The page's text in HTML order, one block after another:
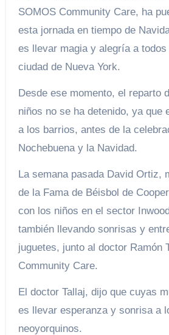
SOMOS Community Care, ha
esta jornada en tiempo de
es llevar magia y alegría a
ciudad de Nueva York.
Desde ese momento, el reparto
niños no se ha detenido, ya que
a los barrios, antes de la
Nochebuena y la Navidad.
La semana pasada David Ortiz,
de la Fama de Béisbol de
con los niños en el sector
también llevando sonrisas y
juguetes, junto al doctor Ramón
Community Care.
El doctor Tallaj, dijo que cuyas
es llevar esperanza y sonrisa a
neoyorquinos.